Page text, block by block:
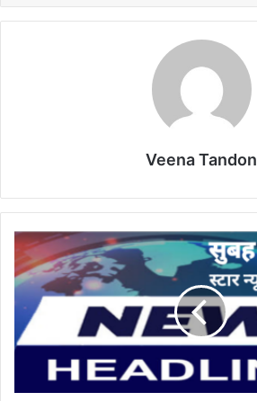
Veena Tandon
शनिवार,
14
फरवरी
2026
मुख्य
समाचार